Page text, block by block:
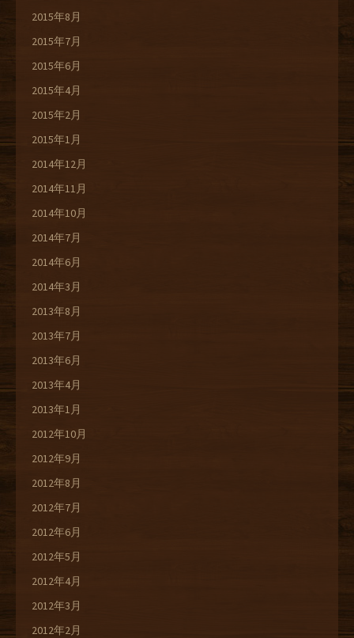
2015年8月
2015年7月
2015年6月
2015年4月
2015年2月
2015年1月
2014年12月
2014年11月
2014年10月
2014年7月
2014年6月
2014年3月
2013年8月
2013年7月
2013年6月
2013年4月
2013年1月
2012年10月
2012年9月
2012年8月
2012年7月
2012年6月
2012年5月
2012年4月
2012年3月
2012年2月